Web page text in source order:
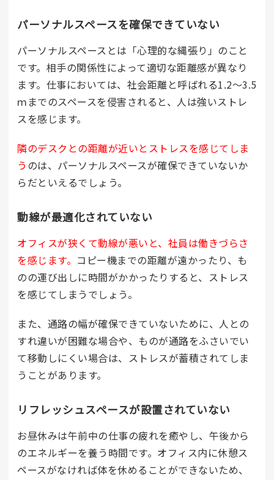
パーソナルスペースを確保できていない
パーソナルスペースとは「心理的な縄張り」のこと
です。相手の関係性によって適切な距離感が異なり
ます。仕事においては、社会距離と呼ばれる1.2～3.5
ｍまでのスペースを侵害されると、人は強いストレ
スを感じます。
隣のデスクとの距離が近いとストレスを感じてしま
う のは、パーソナルスペースが確保できていないか
らだといえるでしょう。
動線が最適化されていない
オフィスが狭くて動線が悪いと、社員は働きづらさ
を感じます。 コピー機までの距離が遠かったり、も
のの運び出しに時間がかかったりすると、ストレス
を感じてしまうでしょう。
また、通路の幅が確保できていないために、人との
すれ違いが困難な場合や、ものが通路をふさいでい
て移動しにくい場合は、ストレスが蓄積されてしま
うことがあります。
リフレッシュスペースが設置されていない
お昼休みは午前中の仕事の疲れを癒やし、午後から
のエネルギーを養う時間です。オフィス内に休憩ス
ペースがなければ体を休めることができないため、